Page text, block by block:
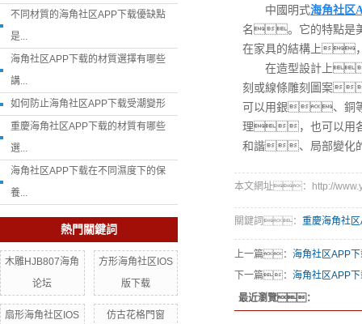
不同材質的海角社区APP下载優缺點
是...
海角社区APP下载的材質選擇有哪些
講...
如何防止海角社区APP下载受潮變形
重慶海角社区APP下载的材質有哪些
選...
海角社区APP下载在不同濕度下的保
養...
熱門關鍵詞
木雕HJB807海角
论坛
方形海角社区IOS
版下载
扇形海角社区IOS
仿古花格門窗
中國明式海角社区
名。它的特點是
在家具的結構上
在造型設計上
刻或線條雕刻圖案
可以用銀、銅
理，也可以用
和諧、局部變
本文網址：http://
關鍵詞： 重慶海角社
上一篇： 海角社区APP
下一篇： 海角社区APP
最近瀏覽：